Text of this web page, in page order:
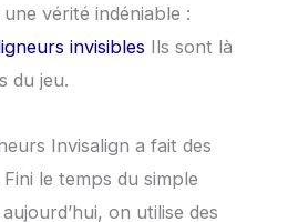
vérité indéniable :
invisibles Ils sont là
du jeu.
Invisalign a fait des
le temps du simple
on utilise des